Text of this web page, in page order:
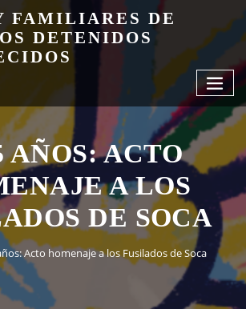
FAMILIARES DE
DETENIDOS
AÑOS: ACTO
A LOS
DE SOCA
Acto homenaje a los Fusilados de Soca